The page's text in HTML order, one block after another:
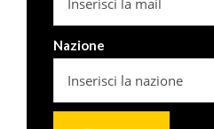
Nazione